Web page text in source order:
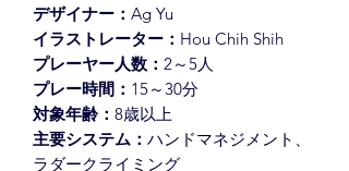
デザイナー： Ag Yu
イラストレーター： Hou Chih Shih
プレーヤー人数： 2～5人
プレー時間： 15～30分
対象年齢： 8歳以上
主要システム： ハンドマネジメント、
ラダークライミング